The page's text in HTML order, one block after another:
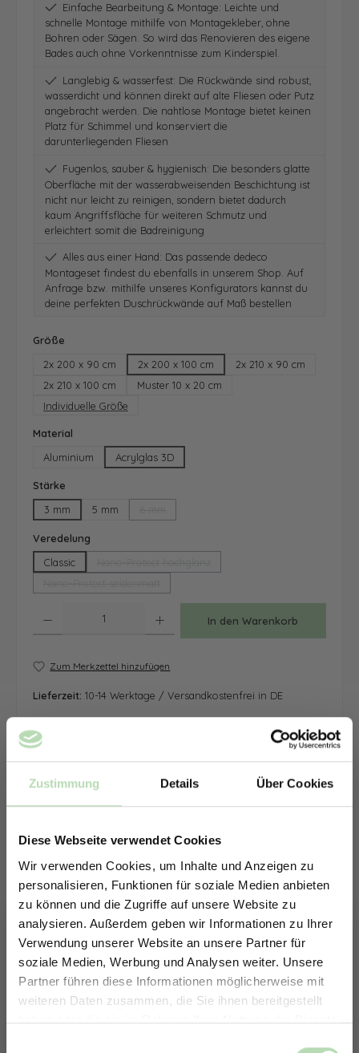
Zustimmung Details Über Cookies
Diese Webseite verwendet Cookies
Wir verwenden Cookies, um Inhalte und Anzeigen zu
personalisieren, Funktionen für soziale Medien anbieten
zu können und die Zugriffe auf unsere Website zu
analysieren. Außerdem geben wir Informationen zu Ihrer
Verwendung unserer Website an unsere Partner für
soziale Medien, Werbung und Analysen weiter. Unsere
Partner führen diese Informationen möglicherweise mit
weiteren Daten zusammen, die Sie ihnen bereitgestellt
haben oder die sie im Rahmen Ihrer Nutzung der Dienste
Einfache Bearbeitung & Montage: Leichte und
schnelle Montage mithilfe von Montagekleber, ohne
Bohren oder Sägen. So wird das Renovieren des eigene
Bades auch ohne Vorkenntnisse zum Kinderspiel.
Langlebig & wasserfest: Die Rückwände sind robust,
wasserdicht und können direkt auf alte Fliesen oder Putz
angebracht werden. Die nahtlose Montage bietet keinen
Platz für Schimmel und konserviert die
darunterliegenden Fliesen
Fugenlos, sauber & hygienisch: Die besonders glatte
Oberfläche mit der wasserabweisenden Beschichtung ist
nicht nur leicht zu reinigen, sondern bietet dadurch
kaum Angriffsfläche für weiteren Schmutz und
erleichtert somit die Badreinigung
Alles aus einer Hand: Das passende dedeco
Montageset findest du ebenfalls in unserem Shop. Auf
Anfrage bzw. mithilfe unseres Konfigurators kannst du
deine perfekten Duschrückwände auf Maß bestellen
Größe
2x 200 x 90 cm
2x 200 x 100 cm
2x 210 x 90 cm
2x 210 x 100 cm
Muster 10 x 20 cm
Individuelle Größe
Material
Aluminium
Acrylglas 3D
Stärke
3 mm
5 mm
Veredelung
Classic
In den Warenkorb
Zum Merkzettel hinzufügen
Lieferzeit: 10-14 Werktage / Versandkostenfrei in DE
ERHALTE 5% RABATT AUF
DEINE RÜCKWÄNDE